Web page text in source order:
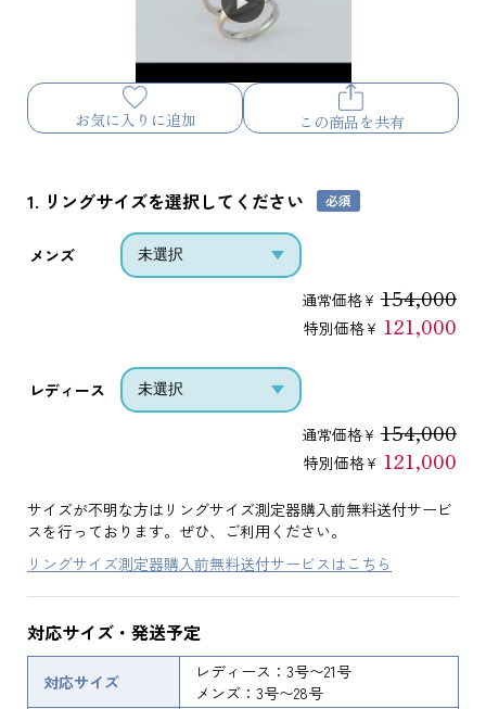
お気に入りに追加 この商品を共有
1. リングサイズを選択してください
メンズ
通常価格¥ 154,000
特別価格¥ 121,000
レディース
通常価格¥ 154,000
特別価格¥ 121,000
サイズが不明な方はリングサイズ測定器購入前無料送付サービ
スを行っております。ぜひ、ご利用ください。
リングサイズ測定器購入前無料送付サービスはこちら
対応サイズ・発送予定
対応サイズ
レディース：3号〜21号
メンズ：3号〜28号